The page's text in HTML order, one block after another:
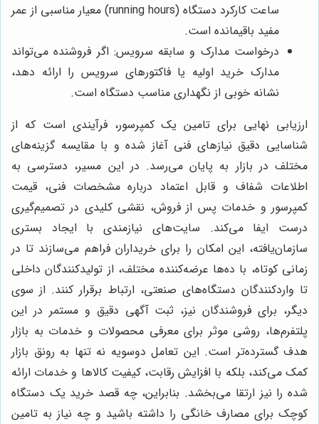
ساعت کارکرد دستگاه (running hours) معیار مناسبی از عمر
مفید باقیمانده است.
درخواست مدارک و سابقه سرویس: اگر فروشنده می‌تواند
مدارک خرید اولیه یا فاکتورهای سرویس را ارائه دهد،
نشانه خوبی از نگهداری مناسب دستگاه است.
ارزیابی نهایی برای تامین یک کمپرسور، فرآیندی است که از
شناسایی دقیق نیازهای فنی آغاز شده و با مقایسه گزینه‌های
مختلف در بازار به پایان می‌رسد. در این مسیر، دسترسی به
اطلاعات شفاف و قابل اعتماد درباره مشخصات فنی، قیمت
کمپرسور و خدمات پس از فروش، نقشی کلیدی در تصمیم‌گیری
درست ایفا می‌کند. سایت‌های نیازمندی با ایجاد بستری
سازمان‌یافته، این امکان را برای خریداران فراهم می‌سازند تا در
زمانی کوتاه، با ده‌ها عرضه‌کننده مختلف، از تولیدکنندگان داخلی
تا واردکنندگان دستگاه‌های صنعتی، ارتباط برقرار کنند. از سوی
دیگر، برای فروشندگان نیز، ثبت آگهی دقیق و مستمر در این
پلتفرم‌ها، روشی موثر برای معرفی محصولات و خدمات به بازار
هدف گسترده‌تر است. این تعامل دوسویه نه تنها به رونق بازار
کمک می‌کند، بلکه با افزایش رقابت، کیفیت کالاها و خدمات ارائه
شده را نیز ارتقا می‌بخشد. بنابراین، چه قصد خرید یک دستگاه
کوچک برای مصارف خانگی را داشته باشید و چه نیاز به تامین